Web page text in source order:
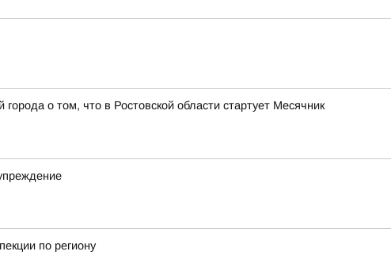
о том, что в Ростовской области стартует Месячник
по региону